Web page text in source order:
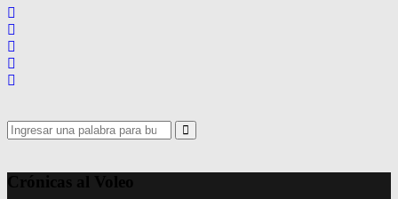
Search
for:
Search
Crónicas al Voleo